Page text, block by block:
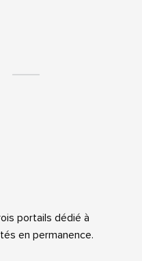
portails dédié à
en permanence.